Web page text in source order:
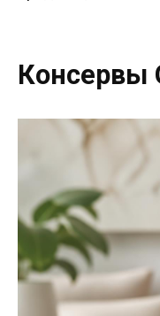
Консервы